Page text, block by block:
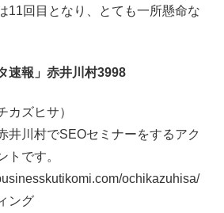
11回目となり、とても一所懸命な
速報」赤井川村3998
カズヒサ）
井川村でSEOセミナーをするアク
トです。
ochikazuhisa/
ング